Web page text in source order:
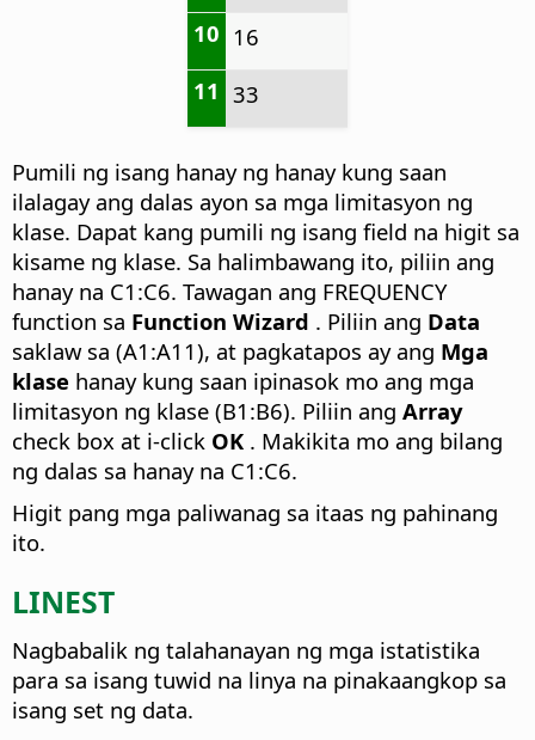
10 16
11 33
Pumili ng isang hanay ng hanay kung saan
ilalagay ang dalas ayon sa mga limitasyon ng
klase. Dapat kang pumili ng isang field na higit sa
kisame ng klase. Sa halimbawang ito, piliin ang
hanay na C1:C6. Tawagan ang FREQUENCY
function sa Function Wizard . Piliin ang Data
saklaw sa (A1:A11), at pagkatapos ay ang Mga
klase hanay kung saan ipinasok mo ang mga
limitasyon ng klase (B1:B6). Piliin ang Array
check box at i-click OK . Makikita mo ang bilang
ng dalas sa hanay na C1:C6.
Higit pang mga paliwanag sa itaas ng pahinang
ito.
LINEST
Nagbabalik ng talahanayan ng mga istatistika
para sa isang tuwid na linya na pinakaangkop sa
isang set ng data.